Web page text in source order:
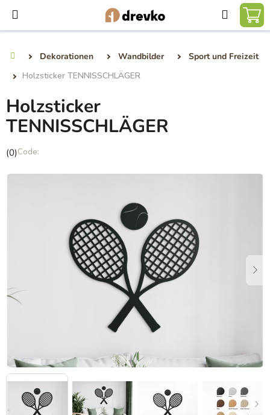
Inhalt
springen
Suchen
Dekorationen Wandbilder
Sport und Freizeit
Holzsticker TENNISSCHLÄGER
Holzsticker
TENNISSCHLÄGER
Die
Produktbewertung
(0)